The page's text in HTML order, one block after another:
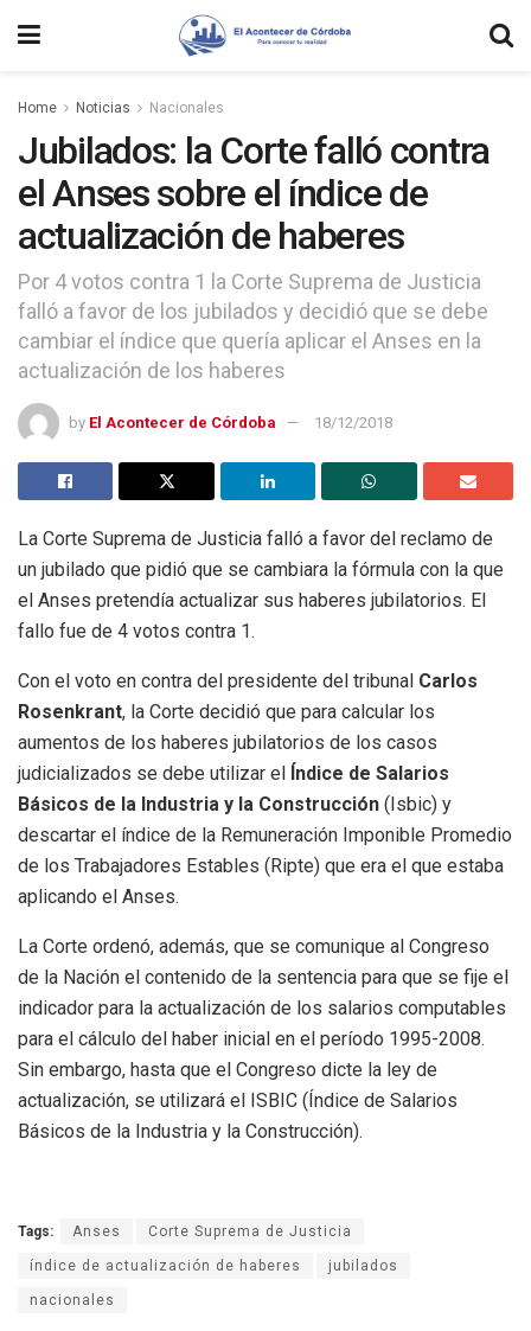
Home Noticias Nacionales
Jubilados: la Corte falló contra
el Anses sobre el índice de
actualización de haberes
Por 4 votos contra 1 la Corte Suprema de Justicia
falló a favor de los jubilados y decidió que se debe
cambiar el índice que quería aplicar el Anses en la
actualización de los haberes
by El Acontecer de Córdoba 18/12/2018
La Corte Suprema de Justicia falló a favor del reclamo de
un jubilado que pidió que se cambiara la fórmula con la que
el Anses pretendía actualizar sus haberes jubilatorios. El
fallo fue de 4 votos contra 1.
Con el voto en contra del presidente del tribunal Carlos
Rosenkrant, la Corte decidió que para calcular los
aumentos de los haberes jubilatorios de los casos
judicializados se debe utilizar el Índice de Salarios
Básicos de la Industria y la Construcción (Isbic) y
descartar el índice de la Remuneración Imponible Promedio
de los Trabajadores Estables (Ripte) que era el que estaba
aplicando el Anses.
La Corte ordenó, además, que se comunique al Congreso
de la Nación el contenido de la sentencia para que se fije el
indicador para la actualización de los salarios computables
para el cálculo del haber inicial en el período 1995-2008.
Sin embargo, hasta que el Congreso dicte la ley de
actualización, se utilizará el ISBIC (Índice de Salarios
Básicos de la Industria y la Construcción).
Tags: Anses Corte Suprema de Justicia
índice de actualización de haberes jubilados
nacionales